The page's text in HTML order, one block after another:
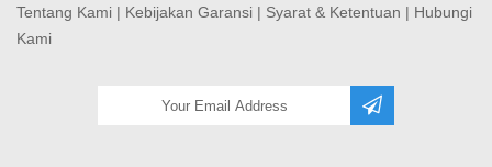
Tentang Kami | Kebijakan Garansi | Syarat & Ketentuan | Hubungi
Kami